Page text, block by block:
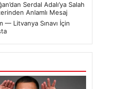
Serdal Adalı’ya Salah
Anlamlı Mesaj
— Litvanya Sınavı İçin